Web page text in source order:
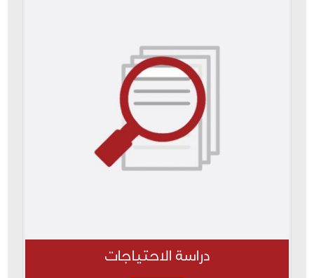
دراسة الاحتياجات